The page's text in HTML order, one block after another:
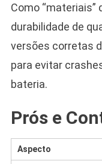
Como “materiais”
durabilidade de
versões corretas
para evitar
bateria.
Prós e
Aspecto